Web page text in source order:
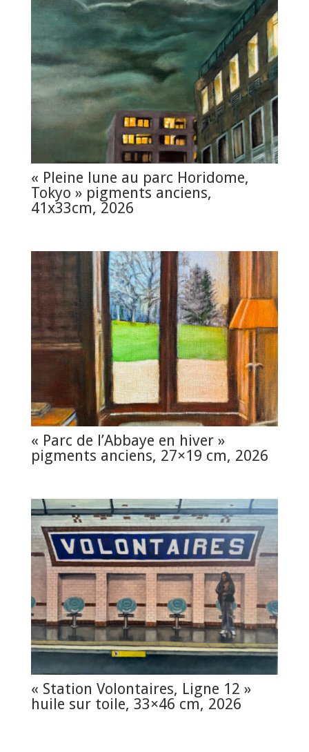
« Pleine lune au parc Horidome,
Tokyo » pigments anciens,
41x33cm, 2026
« Parc de l’Abbaye en hiver »
pigments anciens, 27×19 cm, 2026
« Station Volontaires, Ligne 12 »
huile sur toile, 33×46 cm, 2026